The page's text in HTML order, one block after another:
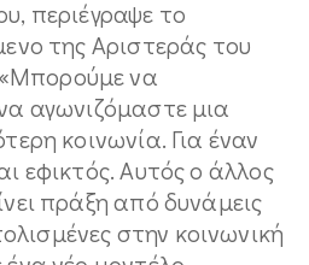
περιέγραψε το
της Αριστεράς του
να
αγωνιζόμαστε μια
κοινωνία. Για έναν
εφικτός. Αυτός ο άλλος
πράξη από δυνάμεις
στην κοινωνική